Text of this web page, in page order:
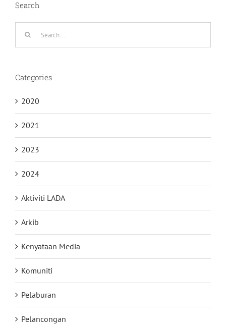
Search
Categories
2020
2021
2023
2024
Aktiviti LADA
Arkib
Kenyataan Media
Komuniti
Pelaburan
Pelancongan